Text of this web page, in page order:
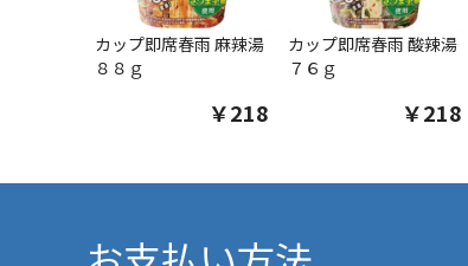
カップ即席春雨 麻辣湯
８８ｇ
￥218
カップ即席春雨 酸辣湯
７６ｇ
￥218